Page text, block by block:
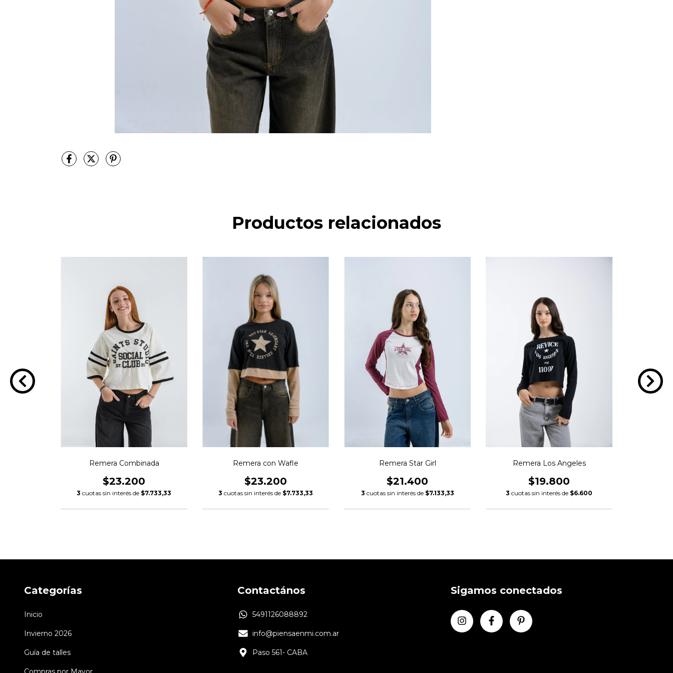
Productos relacionados
Remera Combinada
$23.200
3 cuotas sin interés de $7.733,33
Remera con Wafle
$23.200
3 cuotas sin interés de $7.733,33
Remera Star Girl
$21.400
3 cuotas sin interés de $7.133,33
Remera Los Angeles
$19.800
3 cuotas sin interés de $6.600
Categorías
Inicio
Invierno 2026
Guía de talles
Contactános
5491126088892
info@piensaenmi.com.ar
Paso 561- CABA
Sigamos conectados